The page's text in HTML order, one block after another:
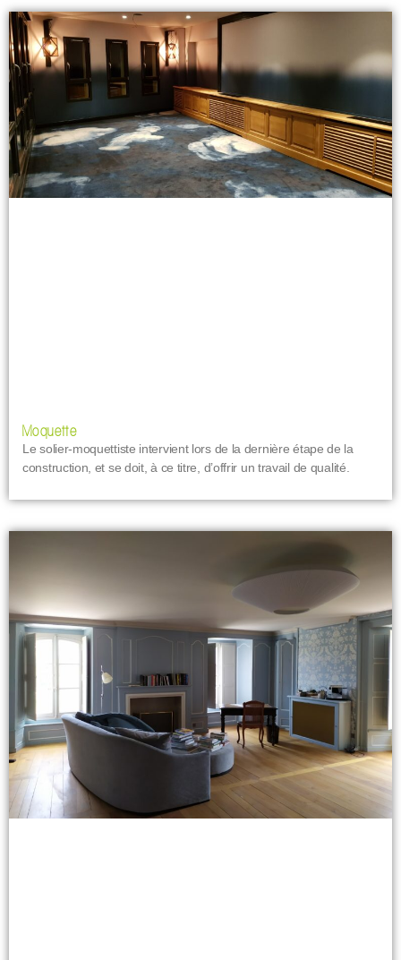
Moquette
Le solier-moquettiste intervient lors de la dernière étape de la
construction, et se doit, à ce titre, d’offrir un travail de qualité.